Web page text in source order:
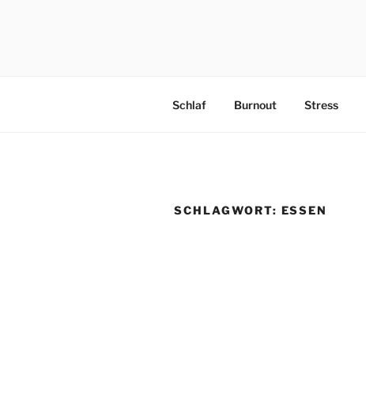
Schlaf Burnout Stress
SCHLAGWORT: ESSEN